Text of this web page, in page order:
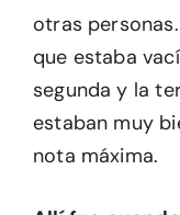
otras
que estaba
segunda y la
estaban muy
nota máxima.